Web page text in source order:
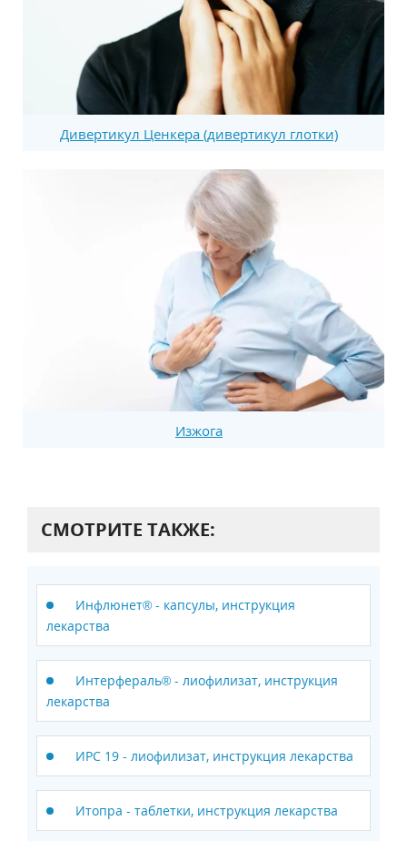
Дивертикул Ценкера (дивертикул глотки)
Изжога
СМОТРИТЕ ТАКЖЕ:
Инфлюнет® - капсулы, инструкция
лекарства
Интерфераль® - лиофилизат, инструкция
лекарства
ИРС 19 - лиофилизат, инструкция лекарства
Итопра - таблетки, инструкция лекарства